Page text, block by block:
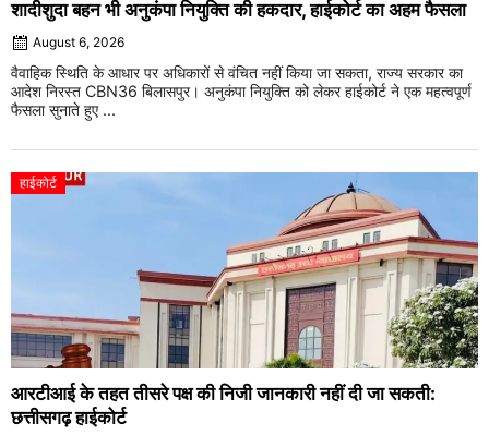
शादीशुदा बहन भी अनुकंपा नियुक्ति की हकदार, हाईकोर्ट का अहम फैसला
August 6, 2026
वैवाहिक स्थिति के आधार पर अधिकारों से वंचित नहीं किया जा सकता, राज्य सरकार का
आदेश निरस्त CBN36 बिलासपुर। अनुकंपा नियुक्ति को लेकर हाईकोर्ट ने एक महत्वपूर्ण
फैसला सुनाते हुए ...
हाईकोर्ट
आरटीआई के तहत तीसरे पक्ष की निजी जानकारी नहीं दी जा सकती:
छत्तीसगढ़ हाईकोर्ट